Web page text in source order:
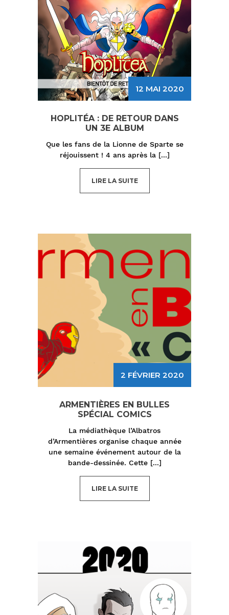
12 MAI 2020
HOPLITÉA : DE RETOUR DANS
UN 3E ALBUM
Que les fans de la Lionne de Sparte se
réjouissent ! 4 ans après la [...]
LIRE LA SUITE
2 FÉVRIER 2020
ARMENTIÈRES EN BULLES
SPÉCIAL COMICS
La médiathèque l’Albatros
d’Armentières organise chaque année
une semaine événement autour de la
bande-dessinée. Cette [...]
LIRE LA SUITE